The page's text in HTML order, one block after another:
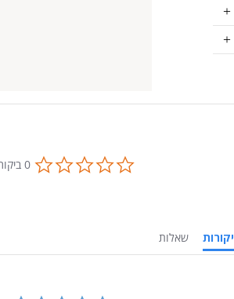
0.0
star
0 ביקורות
ביקורות
שאלות